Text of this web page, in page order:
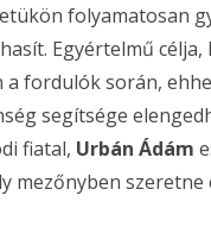
folyamatosan
Egyértelmű célja,
a fordulók során,
segítsége
fiatal, Urbán Ádám
mezőnyben szeretne